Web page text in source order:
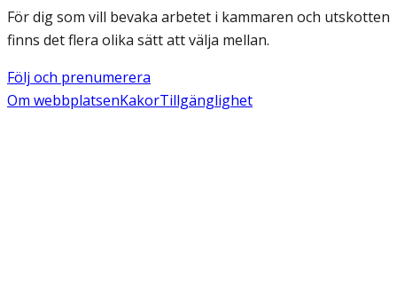
För dig som vill bevaka arbetet i kammaren och utskotten
finns det flera olika sätt att välja mellan.
Följ och prenumerera
Om webbplatsenKakorTillgänglighet